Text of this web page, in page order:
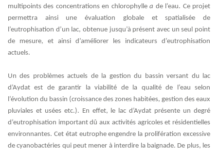
multipoints des concentrations en chlorophyllea de l’eau. Ce projet
permettra ainsi une évaluation globale et spatialisée de
l’eutrophisation d’un lac, obtenue jusqu’à présent avec un seul point
de mesure, et ainsi d’améliorer les indicateurs d’eutrophisation
actuels.
Un des problèmes actuels de la gestion du bassin versant du lac
d’Aydat est de garantir la viabilité de la qualité de l’eau selon
l’évolution du bassin (croissance des zones habitées, gestion des eaux
pluviales et usées etc.). En effet, le lac d’Aydat présente un degré
d’eutrophisation important dû aux activités agricoles et résidentielles
environnantes. Cet état eutrophe engendre la prolifération excessive
de cyanobactéries qui peut mener à interdire la baignade. De plus, les